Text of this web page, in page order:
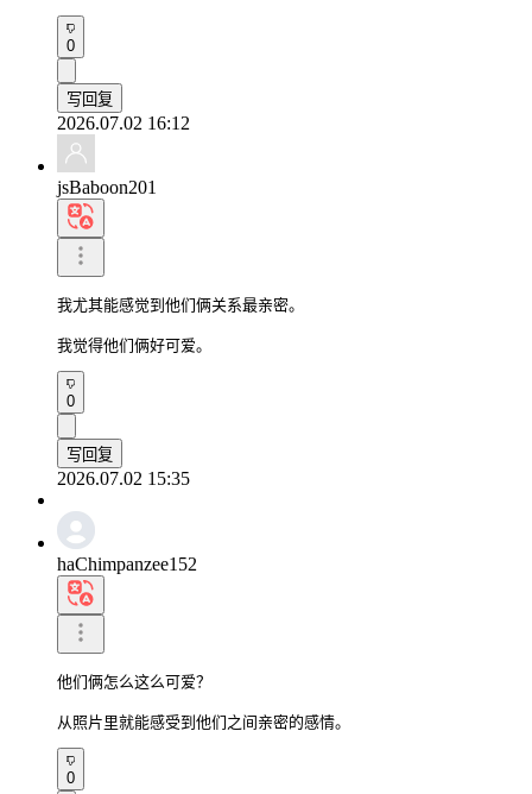
0
写回复
2026.07.02 16:12
jsBaboon201
我尤其能感觉到他们俩关系最亲密。
我觉得他们俩好可爱。
0
写回复
2026.07.02 15:35
haChimpanzee152
他们俩怎么这么可爱？
从照片里就能感受到他们之间亲密的感情。
0